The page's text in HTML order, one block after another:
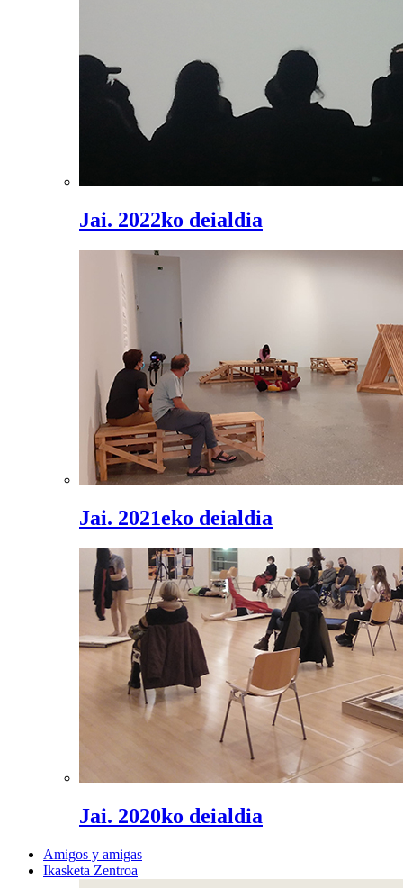
Jai. 2022ko deialdia
Jai. 2021eko deialdia
Jai. 2020ko deialdia
Amigos y amigas
Ikasketa Zentroa